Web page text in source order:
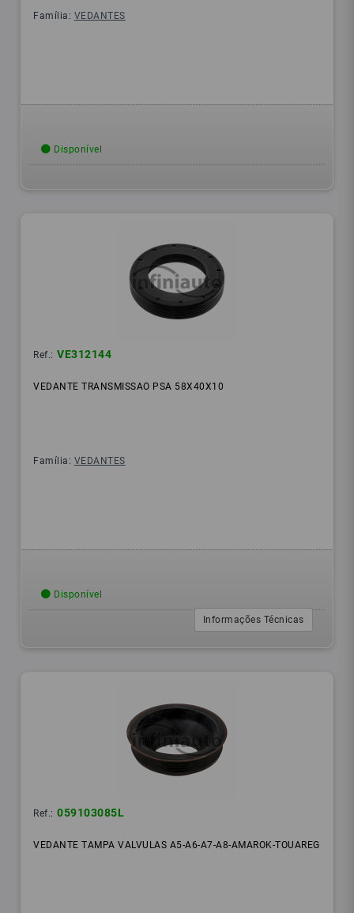
Família: VEDANTES
Disponível
Ref.: VE312144
VEDANTE TRANSMISSAO PSA 58X40X10
Família: VEDANTES
Disponível
Informações Técnicas
Ref.: 059103085L
VEDANTE TAMPA VALVULAS A5-A6-A7-A8-AMAROK-TOUAREG